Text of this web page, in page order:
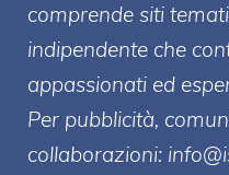
comprende siti
indipendente che
appassionati ed
Per pubblicità,
collaborazioni: